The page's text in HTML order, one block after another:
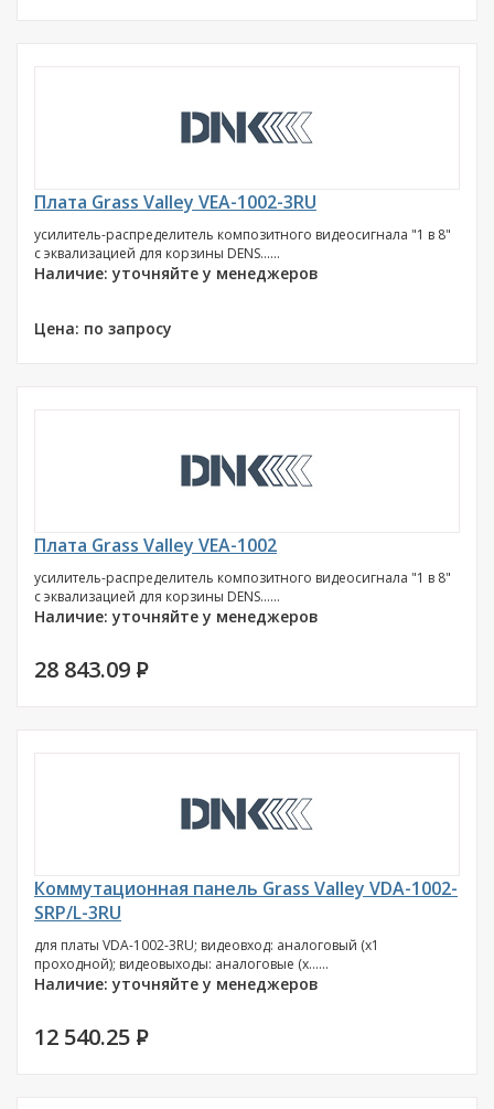
Плата Grass Valley VEA-1002-3RU
усилитель-распределитель композитного видеосигнала "1 в 8"
с эквализацией для корзины DENS......
Наличие: уточняйте у менеджеров
Цена: по запросу
Плата Grass Valley VEA-1002
усилитель-распределитель композитного видеосигнала "1 в 8"
с эквализацией для корзины DENS......
Наличие: уточняйте у менеджеров
28 843.09 P
Коммутационная панель Grass Valley VDA-1002-
SRP/L-3RU
для платы VDA-1002-3RU; видеовход: аналоговый (х1
проходной); видеовыходы: аналоговые (х......
Наличие: уточняйте у менеджеров
12 540.25 P